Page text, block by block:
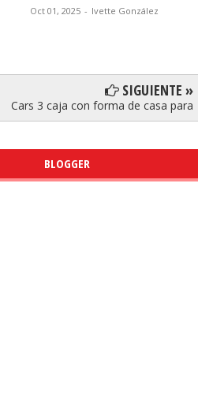
Oct 01, 2025 - Ivette González
SIGUIENTE »
Cars 3 caja con forma de casa para
BLOGGER